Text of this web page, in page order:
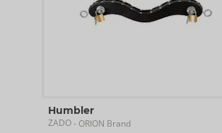
Humbler
ZADO- ORION Brand